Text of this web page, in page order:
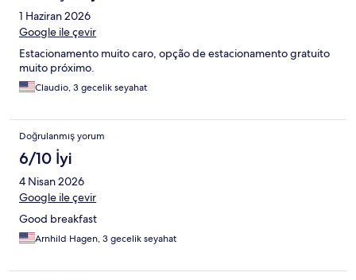
1 Haziran 2026
Google ile çevir
Estacionamento muito caro, opção de estacionamento gratuito
muito próximo.
Claudio, 3 gecelik seyahat
Doğrulanmış yorum
6/10 İyi
4 Nisan 2026
Google ile çevir
Good breakfast
Arnhild Hagen, 3 gecelik seyahat